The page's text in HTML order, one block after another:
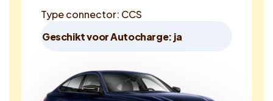
Type connector: CCS
Geschikt voor Autocharge: ja